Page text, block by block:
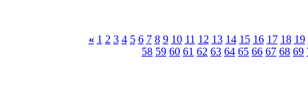
« 1 2 3 4 5 6 7 8 9 10 11 12 13 14 15 16 17 18 19
58 59 60 61 62 63 64 65 66 67 68 69